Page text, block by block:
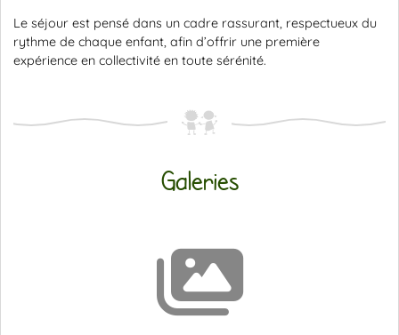
Le séjour est pensé dans un cadre rassurant, respectueux du
rythme de chaque enfant, afin d’offrir une première
expérience en collectivité en toute sérénité.
Galeries